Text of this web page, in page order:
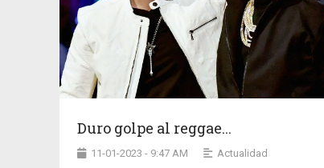
Duro golpe al reggae...
11-01-2023 - 9:47 AM Actualidad